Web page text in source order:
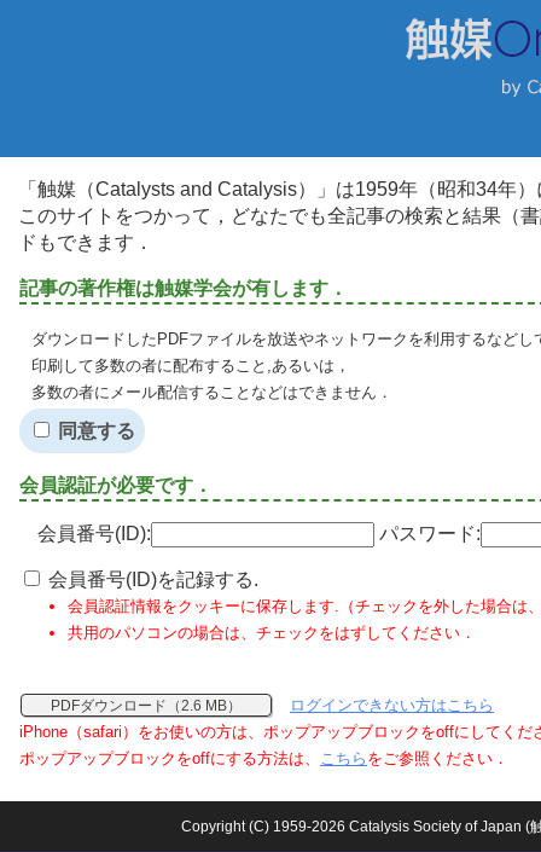
「触媒（Catalysts and Catalysis）」は1959年（昭和34年
このサイトをつかって，どなたでも全記事の検索と結果（
ドもできます．
記事の著作権は触媒学会が有します．
ダウンロードしたPDFファイルを放送やネットワークを利用するなど
印刷して多数の者に配布すること,あるいは，
多数の者にメール配信することなどはできません．
同意する
会員認証が必要です．
会員番号(ID): パスワード:
会員番号(ID)を記録する.
会員認証情報をクッキーに保存します.（チェックを外した場合は
共用のパソコンの場合は、チェックをはずしてください．
PDFダウンロード（2.6 MB）
ログインできない方はこちら
iPhone（safari）をお使いの方は、ポップアップブロックをoffにしてくだ
ポップアップブロックをoffにする方法は、 こちら をご参照ください．
Copyright (C) 1959-2026 Catalysis Society of Japan (